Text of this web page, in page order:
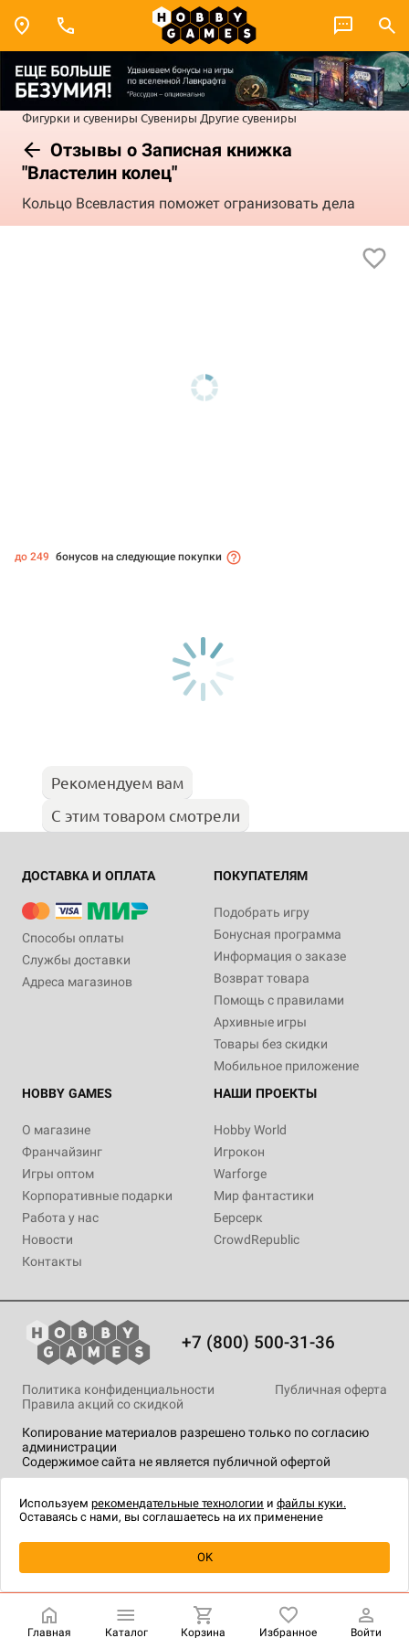
Фигурки и сувениры Сувениры Другие сувениры
Отзывы о Записная книжка
"Властелин колец"
Кольцо Всевластия поможет огранизовать дела
Уведомить о наличии
до 249 бонусов на следующие покупки
Рекомендуем вам
С этим товаром смотрели
ДОСТАВКА И ОПЛАТА
Способы оплаты
Службы доставки
Адреса магазинов
ПОКУПАТЕЛЯМ
Подобрать игру
Бонусная программа
Информация о заказе
Возврат товара
Помощь с правилами
Архивные игры
Товары без скидки
Мобильное приложение
HOBBY GAMES
О магазине
Франчайзинг
Игры оптом
Корпоративные подарки
Работа у нас
Новости
Контакты
НАШИ ПРОЕКТЫ
Hobby World
Игрокон
Warforge
Мир фантастики
Берсерк
CrowdRepublic
+7 (800) 500-31-36
Копирование материалов разрешено только по согласию
администрации
Содержимое сайта не является публичной офертой
Политика конфиденциальности
Публичная оферта
Правила акций со скидкой
технологии.
Главная Каталог Корзина Избранное Войти
Используем рекомендательные технологии и файлы куки.
Оставаясь с нами, вы соглашаетесь на их применение
OK